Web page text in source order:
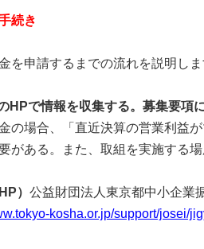
続き
を申請するまでの流れを説明しま
HPで情報を収集する。募集要項
の場合、「直近決算の営業利益
がある。また、取組を実施する
） 公益財団法人東京都中小企業
kosha.or.jp/support/josei/